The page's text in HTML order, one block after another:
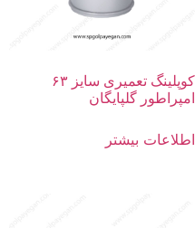
کوپلینگ تعمیری سایز ۶۳
امپراطور گلپایگان
اطلاعات بیشتر